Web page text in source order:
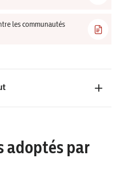
les communautés
adoptés par